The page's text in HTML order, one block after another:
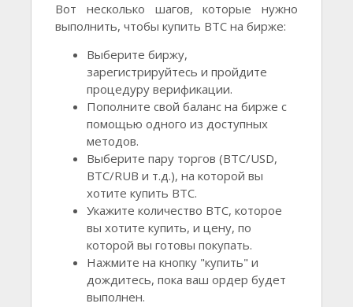
Вот несколько шагов, которые нужно
выполнить, чтобы купить BTC на бирже:
Выберите биржу,
зарегистрируйтесь и пройдите
процедуру верификации.
Пополните свой баланс на бирже с
помощью одного из доступных
методов.
Выберите пару торгов (BTC/USD,
BTC/RUB и т.д.), на которой вы
хотите купить BTC.
Укажите количество BTC, которое
вы хотите купить, и цену, по
которой вы готовы покупать.
Нажмите на кнопку "купить" и
дождитесь, пока ваш ордер будет
выполнен.